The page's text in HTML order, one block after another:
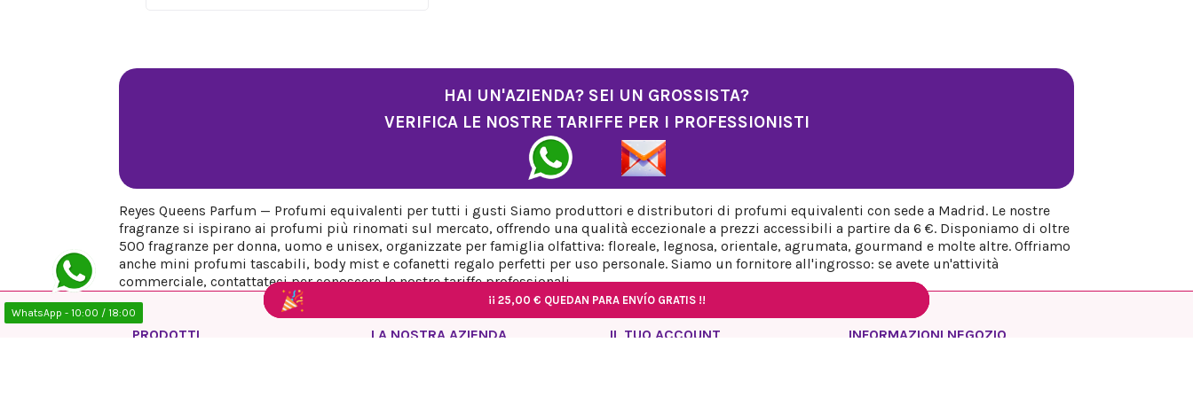
¡¡ 25,00 € QUEDAN PARA ENVÍO GRATIS !!
¡¡ 25,00 € QUEDAN PARA ENVÍO GRATIS !!
HAI UN'AZIENDA? SEI UN GROSSISTA?
VERIFICA LE NOSTRE TARIFFE PER I PROFESSIONISTI
Reyes Queens Parfum — Profumi equivalenti per tutti i gusti Siamo produttori e distributori di profumi equivalenti con sede a Madrid. Le nostre
fragranze si ispirano ai profumi più rinomati sul mercato, offrendo una qualità eccezionale a prezzi accessibili a partire da 6 €. Disponiamo di oltre
500 fragranze per donna, uomo e unisex, organizzate per famiglia olfattiva: floreale, legnosa, orientale, agrumata, gourmand e molte altre. Offriamo
anche mini profumi tascabili, body mist e cofanetti regalo perfetti per uso personale. Siamo un fornitore all'ingrosso: se avete un'attività
commerciale, contattateci per conoscere le nostre tariffe professionali.
PRODOTTI LA NOSTRA AZIENDA IL TUO ACCOUNT INFORMAZIONI NEGOZIO
WhatsApp - 10:00 / 18:00
¡¡ 25,00 € QUEDAN PARA ENVÍO GRATIS !!
¡¡ 25,00 € QUEDAN PARA ENVÍO GRATIS !!